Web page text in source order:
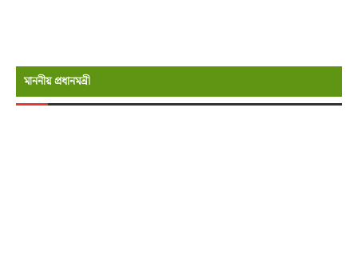
মাননীয় প্রধানমন্রী